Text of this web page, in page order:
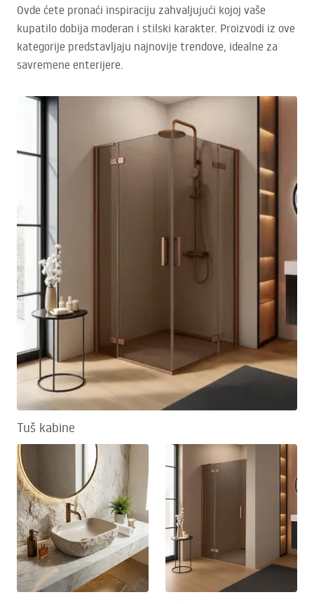
Ovde ćete pronaći inspiraciju zahvaljujući kojoj vaše
kupatilo dobija moderan i stilski karakter. Proizvodi iz ove
kategorije predstavljaju najnovije trendove, idealne za
savremene enterijere.
Tuš kabine